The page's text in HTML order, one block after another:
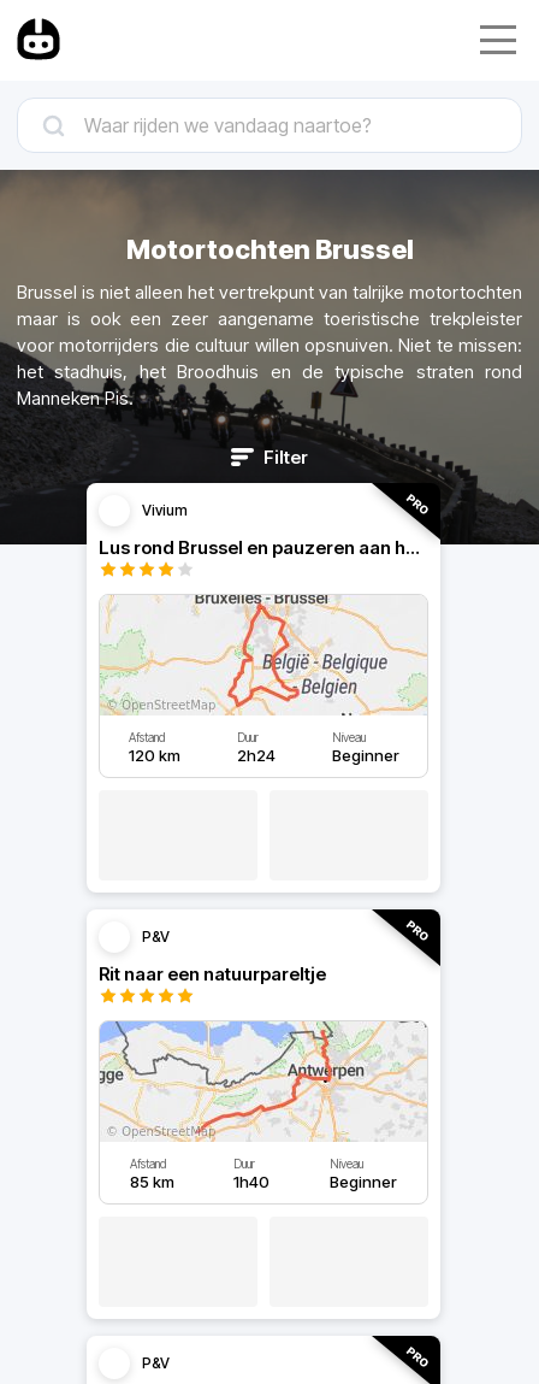
Motortochten Brussel
Brussel is niet alleen het vertrekpunt van talrijke motortochten
maar is ook een zeer aangename toeristische trekpleister
voor motorrijders die cultuur willen opsnuiven. Niet te missen:
het stadhuis, het Broodhuis en de typische straten rond
Manneken Pis.
Filter
Vivium
Lus rond Brussel en pauzeren aan het water
Afstand
120 km
Duur
2h24
Niveau
Beginner
P&V
Rit naar een natuurpareltje
Afstand
85 km
Duur
1h40
Niveau
Beginner
P&V